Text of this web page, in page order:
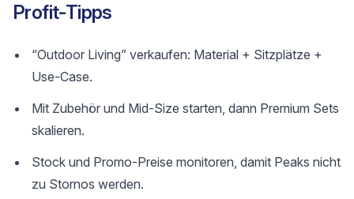
Profit-Tipps
“Outdoor Living” verkaufen: Material + Sitzplätze +
Use-Case.
Mit Zubehör und Mid-Size starten, dann Premium Sets
skalieren.
Stock und Promo-Preise monitoren, damit Peaks nicht
zu Stornos werden.